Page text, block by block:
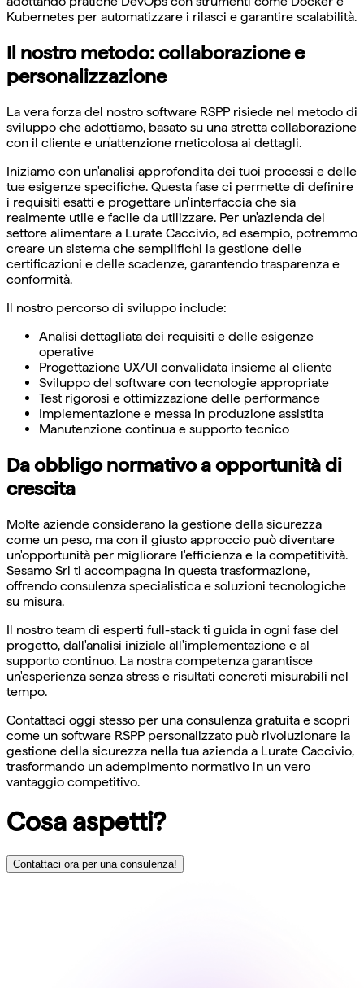
Kubernetes per automatizzare i rilasci e garantire scalabilità.
Il nostro metodo: collaborazione e
personalizzazione
La vera forza del nostro software RSPP risiede nel metodo di
sviluppo che adottiamo, basato su una stretta collaborazione
con il cliente e un'attenzione meticolosa ai dettagli.
Iniziamo con un'analisi approfondita dei tuoi processi e delle
tue esigenze specifiche. Questa fase ci permette di definire
i requisiti esatti e progettare un'interfaccia che sia
realmente utile e facile da utilizzare. Per un'azienda del
settore alimentare a Lurate Caccivio, ad esempio, potremmo
creare un sistema che semplifichi la gestione delle
certificazioni e delle scadenze, garantendo trasparenza e
conformità.
Il nostro percorso di sviluppo include:
Analisi dettagliata dei requisiti e delle esigenze
operative
Progettazione UX/UI convalidata insieme al cliente
Sviluppo del software con tecnologie appropriate
Test rigorosi e ottimizzazione delle performance
Implementazione e messa in produzione assistita
Manutenzione continua e supporto tecnico
Da obbligo normativo a opportunità di
crescita
Molte aziende considerano la gestione della sicurezza
come un peso, ma con il giusto approccio può diventare
un'opportunità per migliorare l'efficienza e la competitività.
Sesamo Srl ti accompagna in questa trasformazione,
offrendo consulenza specialistica e soluzioni tecnologiche
su misura.
Il nostro team di esperti full-stack ti guida in ogni fase del
progetto, dall'analisi iniziale all'implementazione e al
supporto continuo. La nostra competenza garantisce
un'esperienza senza stress e risultati concreti misurabili nel
tempo.
Contattaci oggi stesso per una consulenza gratuita e scopri
come un software RSPP personalizzato può rivoluzionare la
gestione della sicurezza nella tua azienda a Lurate Caccivio,
trasformando un adempimento normativo in un vero
vantaggio competitivo.
Cosa aspetti?
Contattaci ora per una consulenza!